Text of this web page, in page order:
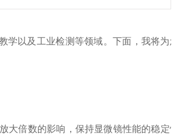
以及工业检测等领域。下面，我将为您详
倍数的影响，保持显微镜性能的稳定性和